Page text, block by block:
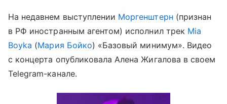
На недавнем выступлении Моргенштерн (признан
в РФ иностранным агентом) исполнил трек Mia
Boyka (Мария Бойко) «Базовый минимум». Видео
с концерта опубликовала Алена Жигалова в своем
Telegram-канале.